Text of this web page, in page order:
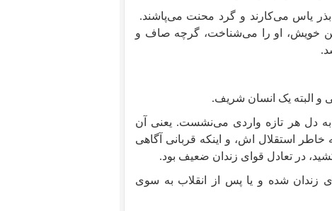
بذر یاس می‌کارند و گرد محنت می‌پاشند.
خویش، او را می‌شناخت، گرچه صاف و
البته یک انسان شریف.
دل هر تازه واردی می‌نشست. یعنی آن
خاطر استقلال اش، و اینکه قربانی آگاهی
در تعادل قوای زندان ضعیف بود.
زندان شده و یا پس از انقلاب به سوی